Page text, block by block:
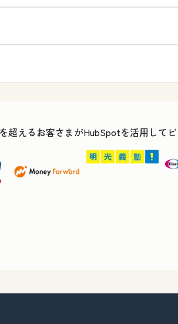
超えるお客さまがHubSpotを活用して